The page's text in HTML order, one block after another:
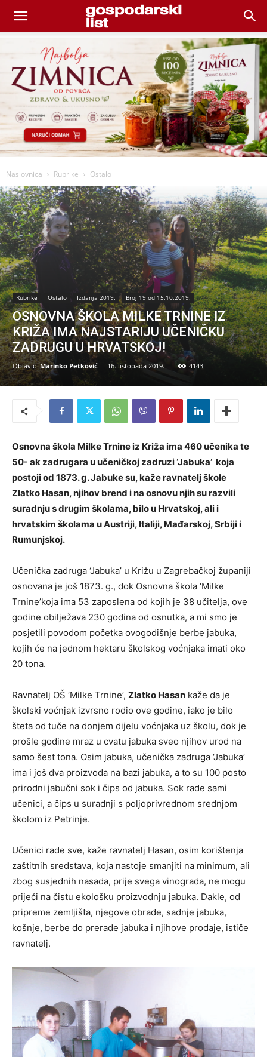
Naslovnica Rubrike Ostalo
Rubrike Ostalo Izdanja 2019. Broj 19 od 15.10.2019.
OSNOVNA ŠKOLA MILKE TRNINE IZ
KRIŽA IMA NAJSTARIJU UČENIČKU
ZADRUGU U HRVATSKOJ!
Objavio Marinko Petković - 16. listopada 2019. 4143
Osnovna škola Milke Trnine iz Križa ima 460 učenika te
50- ak zadrugara u učeničkoj zadruzi ‘Jabuka’ koja
postoji od 1873. g. Jabuke su, kaže ravnatelj škole
Zlatko Hasan, njihov brend i na osnovu njih su razvili
suradnju s drugim školama, bilo u Hrvatskoj, ali i
hrvatskim školama u Austriji, Italiji, Mađarskoj, Srbiji i
Rumunjskoj.
Učenička zadruga ‘Jabuka’ u Križu u Zagrebačkoj županiji
osnovana je još 1873. g., dok Osnovna škola ‘Milke
Trnine’koja ima 53 zaposlena od kojih je 38 učitelja, ove
godine obilježava 230 godina od osnutka, a mi smo je
posjetili povodom početka ovogodišnje berbe jabuka,
kojih će na jednom hektaru školskog voćnjaka imati oko
20 tona.
Ravnatelj OŠ ‘Milke Trnine’, Zlatko Hasan kaže da je
školski voćnjak izvrsno rodio ove godine, iako je bilo
šteta od tuče na donjem dijelu voćnjaka uz školu, dok je
prošle godine mraz u cvatu jabuka sveo njihov urod na
samo šest tona. Osim jabuka, učenička zadruga ‘Jabuka’
ima i još dva proizvoda na bazi jabuka, a to su 100 posto
prirodni jabučni sok i čips od jabuka. Sok rade sami
učenici, a čips u suradnji s poljoprivrednom srednjom
školom iz Petrinje.
Učenici rade sve, kaže ravnatelj Hasan, osim korištenja
zaštitnih sredstava, koja nastoje smanjiti na minimum, ali
zbog susjednih nasada, prije svega vinograda, ne mogu
prijeći na čistu ekološku proizvodnju jabuka. Dakle, od
pripreme zemljišta, njegove obrade, sadnje jabuka,
košnje, berbe do prerade jabuka i njihove prodaje, ističe
ravnatelj.